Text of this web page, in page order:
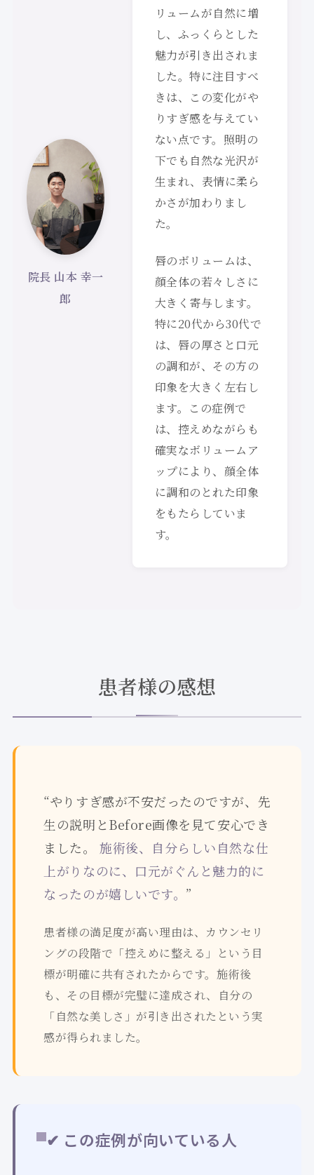
院長 山本 幸一
郎
リュームが自然に増
し、ふっくらとした
魅力が引き出されま
した。特に注目すべ
きは、この変化がや
りすぎ感を与えてい
ない点です。照明の
下でも自然な光沢が
生まれ、表情に柔ら
かさが加わりまし
た。
唇のボリュームは、
顔全体の若々しさに
大きく寄与します。
特に20代から30代で
は、唇の厚さと口元
の調和が、その方の
印象を大きく左右し
ます。この症例で
は、控えめながらも
確実なボリュームア
ップにより、顔全体
に調和のとれた印象
をもたらしていま
す。
患者様の感想
“やりすぎ感が不安だったのですが、先
生の説明とBefore画像を見て安心でき
ました。施術後、自分らしい自然な仕
上がりなのに、口元がぐんと魅力的に
なったのが嬉しいです。 ”
患者様の満足度が高い理由は、カウンセリ
ングの段階で「控えめに整える」という目
標が明確に共有されたからです。施術後
も、その目標が完璧に達成され、自分の
「自然な美しさ」が引き出されたという実
感が得られました。
✔ この症例が向いている人